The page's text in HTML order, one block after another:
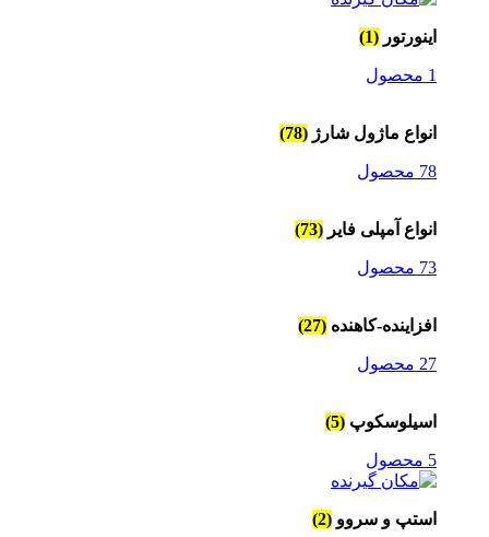
اینورتور (1)
1 محصول
انواع ماژول شارژ (78)
78 محصول
انواع آمپلی فایر (73)
73 محصول
افزاینده-کاهنده (27)
27 محصول
اسیلوسکوپ (5)
5 محصول
استپ و سروو (2)